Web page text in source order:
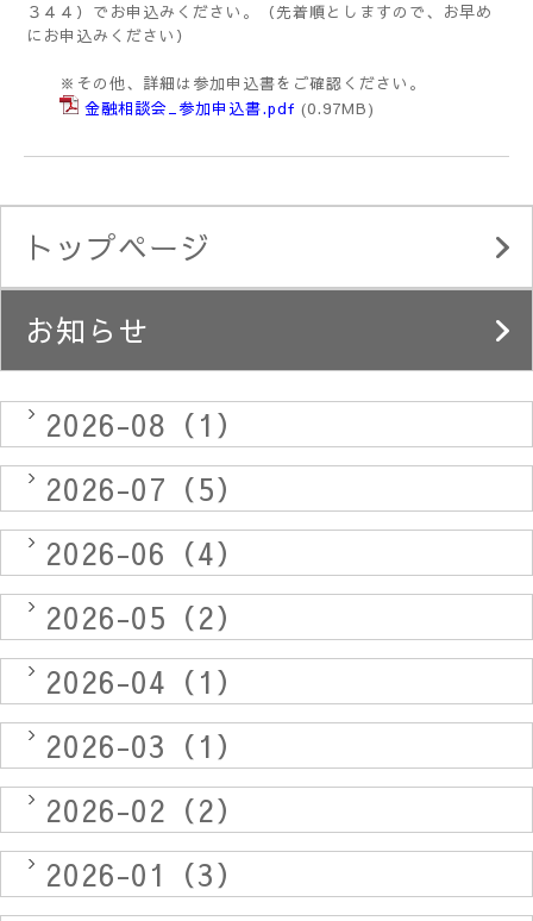
３４４）でお申込みください。（先着順としますので、お早め
にお申込みください）
※その他、詳細は参加申込書をご確認ください。
金融相談会_参加申込書.pdf (0.97MB)
トップページ
お知らせ
2026-08（1）
2026-07（5）
2026-06（4）
2026-05（2）
2026-04（1）
2026-03（1）
2026-02（2）
2026-01（3）